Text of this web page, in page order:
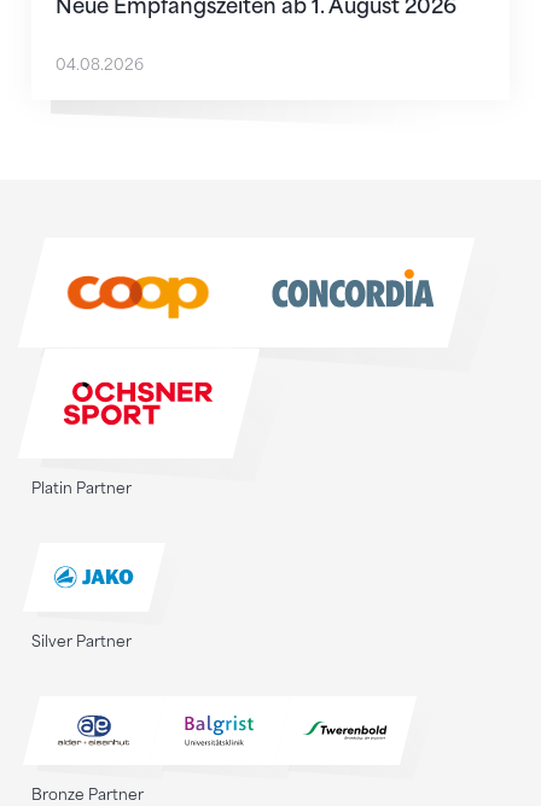
Neue Empfangszeiten ab 1. August 2026
04.08.2026
Platin Partner
Silver Partner
Bronze Partner